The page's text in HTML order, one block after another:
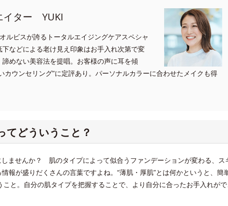
イター YUKI
ルビスが誇るトータルエイジングケアスペシャ
などによる老け見え印象はお手入れ次第で変
めない美容法を提唱。お客様の声に耳を傾
カウンセリング”に定評あり。パーソナルカラーに合わせたメイクも得
てどういうこと？
しませんか？ 肌のタイプによって似合うファンデーションが変わる、ス
報が盛りだくさんの言葉ですよね。“薄肌・厚肌”とは何かというと、簡
と。自分の肌タイプを把握することで、より自分に合ったお手入れがで